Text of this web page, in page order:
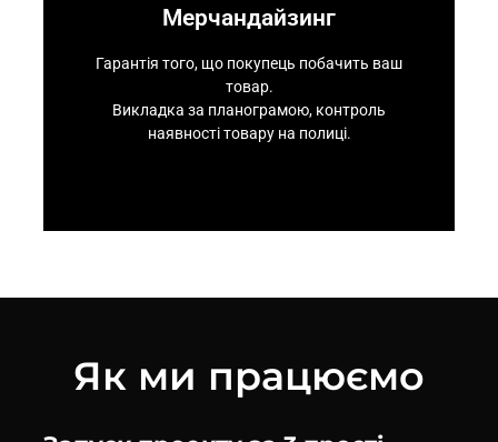
Мерчандайзинг
Гарантія того, що покупець побачить ваш
товар.
Викладка за планограмою, контроль
наявності товару на полиці.
Мерчандайзинг
Викладка за планограмою, контроль
наявності товару на полиці.
Звітність у реальному часі та контроль
Як ми працюємо